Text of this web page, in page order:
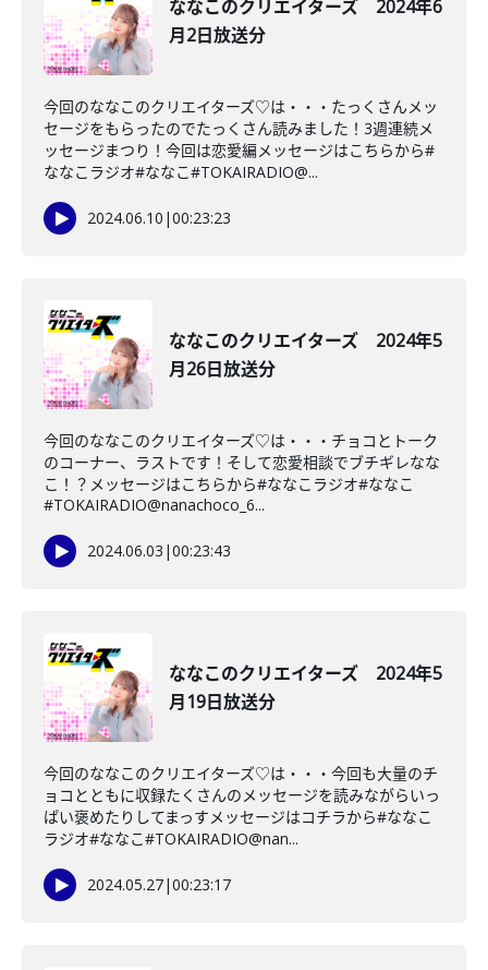
ななこのクリエイターズ 2024年6
月2日放送分
今回のななこのクリエイターズ♡は・・・たっくさんメッ
セージをもらったのでたっくさん読みました！3週連続メ
ッセージまつり！今回は恋愛編メッセージはこちらから#
ななこラジオ#ななこ#TOKAIRADIO@...
2024.06.10 |00:23:23
ななこのクリエイターズ 2024年5
月26日放送分
今回のななこのクリエイターズ♡は・・・チョコとトーク
のコーナー、ラストです！そして恋愛相談でブチギレなな
こ！？メッセージはこちらから#ななこラジオ#ななこ
#TOKAIRADIO@nanachoco_6...
2024.06.03 |00:23:43
ななこのクリエイターズ 2024年5
月19日放送分
今回のななこのクリエイターズ♡は・・・今回も大量のチ
ョコとともに収録たくさんのメッセージを読みながらいっ
ぱい褒めたりしてまっすメッセージはコチラから#ななこ
ラジオ#ななこ#TOKAIRADIO@nan...
2024.05.27|00:23:17